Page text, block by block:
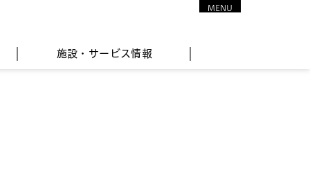
施設・サービス情報
MENU